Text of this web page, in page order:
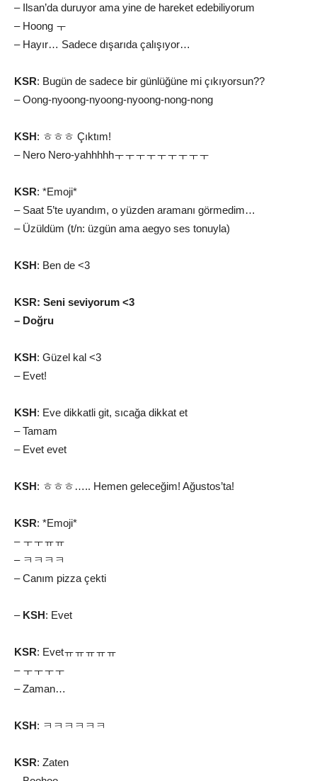
– Ilsan’da duruyor ama yine de hareket edebiliyorum
– Hoong ㅜ
– Hayır… Sadece dışarıda çalışıyor…
KSR: Bugün de sadece bir günlüğüne mi çıkıyorsun??
– Oong-nyoong-nyoong-nyoong-nong-nong
KSH: ㅎㅎㅎ Çıktım!
– Nero Nero-yahhhhhㅜㅜㅜㅜㅜㅜㅜㅜㅜ
KSR: *Emoji*
– Saat 5’te uyandım, o yüzden aramanı görmedim…
– Üzüldüm (t/n: üzgün ama aegyo ses tonuyla)
KSH: Ben de <3
KSR: Seni seviyorum <3
– Doğru
KSH: Güzel kal <3
– Evet!
KSH: Eve dikkatli git, sıcağa dikkat et
– Tamam
– Evet evet
KSH: ㅎㅎㅎ….. Hemen geleceğim! Ağustos’ta!
KSR: *Emoji*
– ㅜㅜㅠㅠ
– ㅋㅋㅋㅋ
– Canım pizza çekti
– KSH: Evet
KSR: Evetㅠㅠㅠㅠㅠ
– ㅜㅜㅜㅜ
– Zaman…
KSH: ㅋㅋㅋㅋㅋㅋ
KSR: Zaten